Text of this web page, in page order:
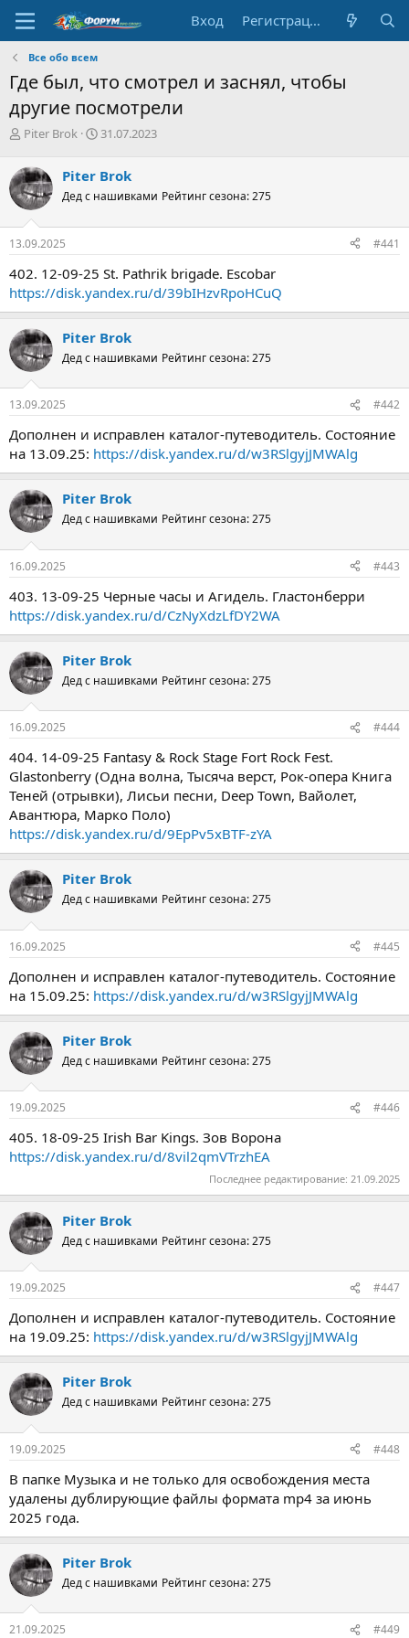
Вход Регистрация
Все обо всем
Где был, что смотрел и заснял, чтобы
другие посмотрели
А
т
о
р
т
е
м
Piter Brok
Д
а
н
ч
а
31.07.2023
Piter Brok
Дед с нашивками Рейтинг сезона: 275
13.09.2025 #441
402. 12-09-25 St. Pathrik brigade. Escobar
https://disk.yandex.ru/d/39bIHzvRpoHCuQ
Piter Brok
Дед с нашивками Рейтинг сезона: 275
13.09.2025 #442
Дополнен и исправлен каталог-путеводитель. Состояние
на 13.09.25: https://disk.yandex.ru/d/w3RSlgyjJMWAlg
Piter Brok
Дед с нашивками Рейтинг сезона: 275
16.09.2025 #443
403. 13-09-25 Черные часы и Агидель. Гластонберри
https://disk.yandex.ru/d/CzNyXdzLfDY2WA
Piter Brok
Дед с нашивками Рейтинг сезона: 275
16.09.2025 #444
404. 14-09-25 Fantasy & Rock Stage Fort Rock Fest.
Glastonberry (Одна волна, Тысяча верст, Рок-опера Книга
Теней (отрывки), Лисьи песни, Deep Town, Вайолет,
Авантюра, Марко Поло)
https://disk.yandex.ru/d/9EpPv5xBTF-zYA
Piter Brok
Дед с нашивками Рейтинг сезона: 275
16.09.2025 #445
Дополнен и исправлен каталог-путеводитель. Состояние
на 15.09.25: https://disk.yandex.ru/d/w3RSlgyjJMWAlg
Piter Brok
Дед с нашивками Рейтинг сезона: 275
19.09.2025 #446
405. 18-09-25 Irish Bar Kings. Зов Ворона
https://disk.yandex.ru/d/8vil2qmVTrzhEA
Последнее редактирование: 21.09.2025
Piter Brok
Дед с нашивками Рейтинг сезона: 275
19.09.2025 #447
Дополнен и исправлен каталог-путеводитель. Состояние
на 19.09.25: https://disk.yandex.ru/d/w3RSlgyjJMWAlg
Piter Brok
Дед с нашивками Рейтинг сезона: 275
19.09.2025 #448
В папке Музыка и не только для освобождения места
удалены дублирующие файлы формата mp4 за июнь
2025 года.
Piter Brok
Дед с нашивками Рейтинг сезона: 275
21.09.2025 #449